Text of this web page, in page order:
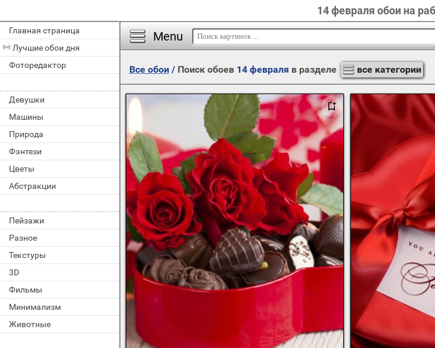
14 февраля обои на
Главная страница
Лучшие обои дня
Фоторедактор
Девушки
Машины
Природа
Фэнтези
Цветы
Абстракции
Пейзажи
Разное
Текстуры
3D
Фильмы
Минимализм
Животные
Menu
Все обои/ Поиск обоев 14 февраля в разделе все категории